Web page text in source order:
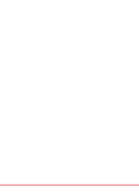
また、同じ出産予定月の人と情